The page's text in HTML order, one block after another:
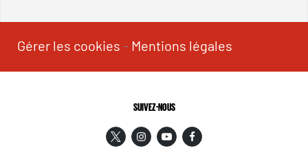
Gérer les cookies - Mentions légales
SUIVEZ-NOUS